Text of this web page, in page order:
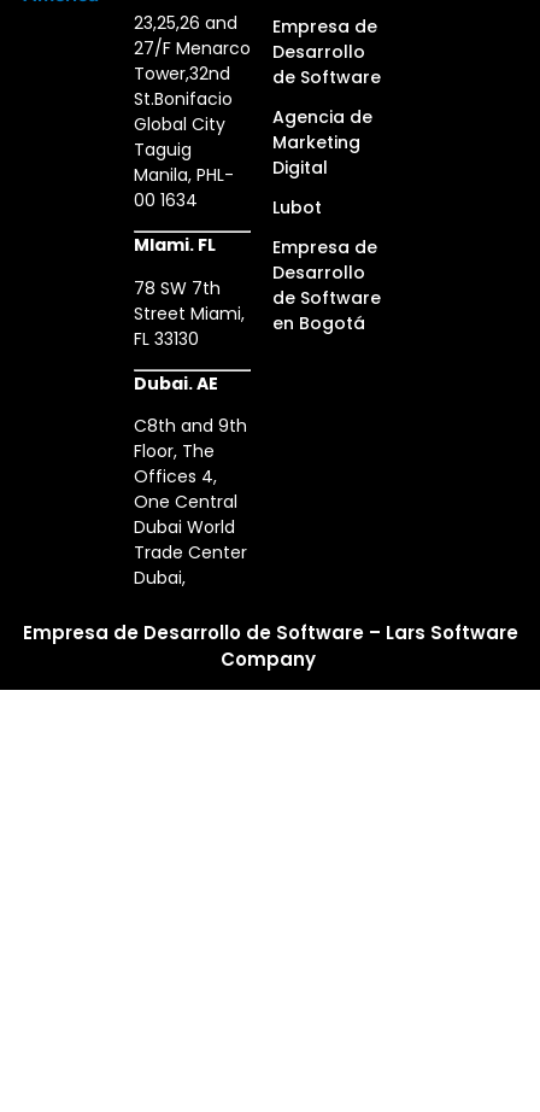
23,25,26 and
27/F Menarco
Tower,32nd
St.Bonifacio
Global City
Taguig
Manila, PHL-
00 1634
MIami. FL
78 SW 7th
Street Miami,
FL 33130
Dubai. AE
C8th and 9th
Floor, The
Offices 4,
One Central
Dubai World
Trade Center
Dubai,
Empresa de
Desarrollo
de Software
Agencia de
Marketing
Digital
Lubot
Empresa de
Desarrollo
de Software
en Bogotá
Empresa de Desarrollo de Software – Lars Software
Company